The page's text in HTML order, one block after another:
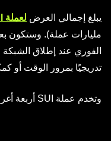
يبلغ إجمالي العرض لعملة SUI
مليارات عملة). وستكون
الفوري عند إطلاق الشبكة
تدريجيًا بمرور الوقت أو
وتخدم عملة SUI أربعة أغراض أساسية على منصة Sui: